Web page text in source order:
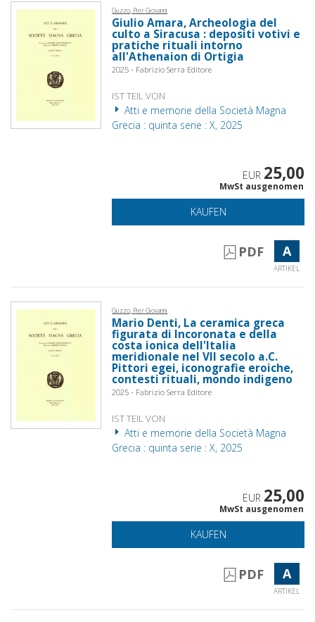
Guzzo, Pier Giovanni
Giulio Amara, Archeologia del
culto a Siracusa : depositi votivi e
pratiche rituali intorno
all'Athenaion di Ortigia
2025 - Fabrizio Serra Editore
IST TEIL VON
Atti e memorie della Società Magna
Grecia : quinta serie : X, 2025
EUR 25,00
MwSt ausgenomen
KAUFEN
PDF A
ARTIKEL
Guzzo, Pier Giovanni
Mario Denti, La ceramica greca
figurata di Incoronata e della
costa ionica dell'Italia
meridionale nel VII secolo a.C.
Pittori egei, iconografie eroiche,
contesti rituali, mondo indigeno
2025 - Fabrizio Serra Editore
IST TEIL VON
Atti e memorie della Società Magna
Grecia : quinta serie : X, 2025
EUR 25,00
MwSt ausgenomen
KAUFEN
PDF A
ARTIKEL